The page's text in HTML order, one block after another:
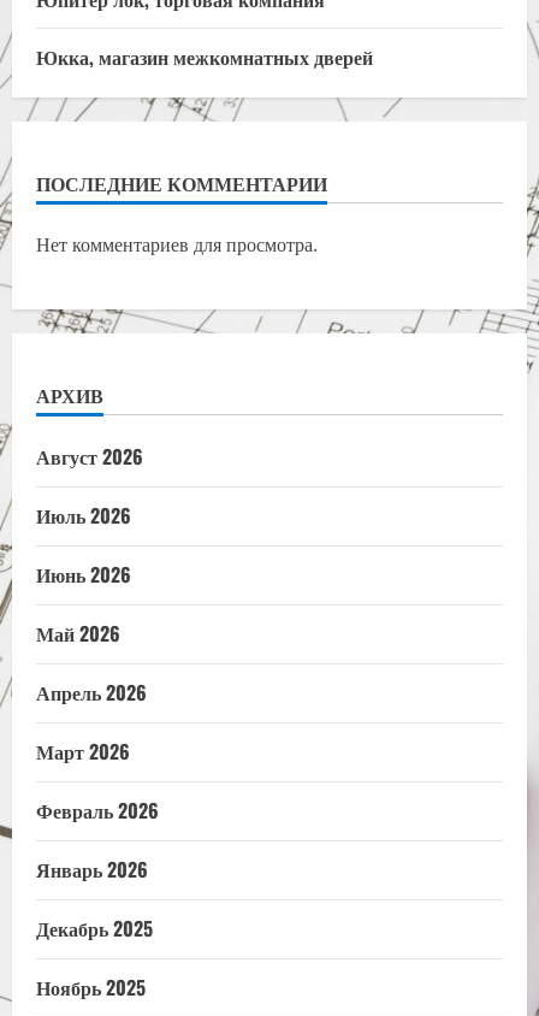
Юкка, магазин межкомнатных дверей
ПОСЛЕДНИЕ КОММЕНТАРИИ
Нет комментариев для просмотра.
АРХИВ
Август 2026
Июль 2026
Июнь 2026
Май 2026
Апрель 2026
Март 2026
Февраль 2026
Январь 2026
Декабрь 2025
Ноябрь 2025